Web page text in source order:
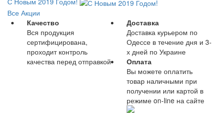
Все Акции
Качество
Вся продукция
сертифицирована,
проходит контроль
качества перед отправкой
Доставка
Доставка курьером по
Одессе в течение дня и 3-
х дней по Украине
Оплата
Вы можете оплатить
товар наличными при
получении или картой в
режиме on-line на сайте